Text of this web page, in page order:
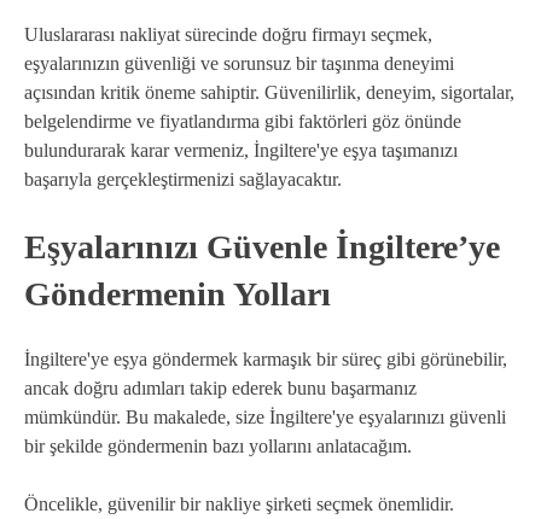
Uluslararası nakliyat sürecinde doğru firmayı seçmek,
eşyalarınızın güvenliği ve sorunsuz bir taşınma deneyimi
açısından kritik öneme sahiptir. Güvenilirlik, deneyim, sigortalar,
belgelendirme ve fiyatlandırma gibi faktörleri göz önünde
bulundurarak karar vermeniz, İngiltere'ye eşya taşımanızı
başarıyla gerçekleştirmenizi sağlayacaktır.
Eşyalarınızı Güvenle İngiltere’ye
Göndermenin Yolları
İngiltere'ye eşya göndermek karmaşık bir süreç gibi görünebilir,
ancak doğru adımları takip ederek bunu başarmanız
mümkündür. Bu makalede, size İngiltere'ye eşyalarınızı güvenli
bir şekilde göndermenin bazı yollarını anlatacağım.
Öncelikle, güvenilir bir nakliye şirketi seçmek önemlidir.